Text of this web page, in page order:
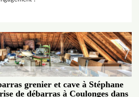
grenier et cave à Stéphane
de débarras à Coulonges dans